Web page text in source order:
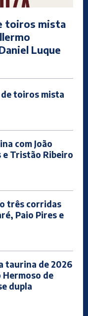
toiros mista
Luque
toiros mista
com João
e Tristão Ribeiro
três corridas
Paio Pires e
taurina de 2026
Hermoso de
dupla